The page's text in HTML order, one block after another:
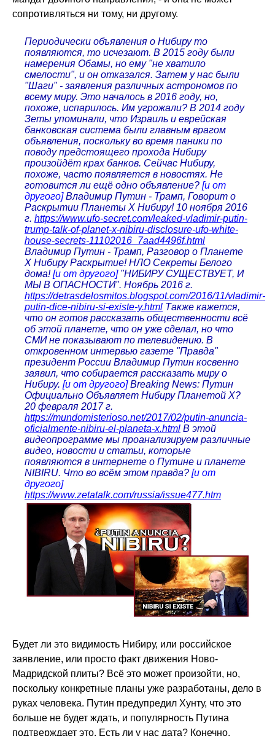
сопротивляться ни тому, ни другому.
Периодически объявления о Нибиру то
появляются, то исчезают. В 2015 году были
намерения Обамы, но ему "не хватило
смелости", и он отказался. Затем у нас были
"Шаги" - заявления различных астрономов по
всему миру. Это началось в 2016 году, но,
похоже, испарилось. Им угрожали? В 2014 году
Зеты упоминали, что Израиль и еврейская
банковская система были главным врагом
объявления, поскольку во время паники по
поводу предстоящего прохода Нибиру
произойдёт крах банков. Сейчас Нибиру,
похоже, часто появляется в новостях. Не
готовится ли ещё одно объявление? [и от
другого] Владимир Путин - Трамп, Говорит о
Раскрытии Планеты X Нибиру! 10 ноября 2016
г. https://www.ufo-secret.com/leaked-vladimir-putin-
trump-talk-of-planet-x-nibiru-disclosure-ufo-white-
house-secrets-11102016_7aad4496f.html
Владимир Путин - Трамп, Разговор о Планете
X Нибиру Раскрытие! НЛО Секреты Белого
дома! [и от другого] "НИБИРУ СУЩЕСТВУЕТ, И
МЫ В ОПАСНОСТИ". Ноябрь 2016 г.
https://detrasdelosmitos.blogspot.com/2016/11/vladimir-
putin-dice-nibiru-si-existe-y.html Также кажется,
что он готов рассказать общественности всё
об этой планете, что он уже сделал, но что
СМИ не показывают по телевидению. В
откровенном интервью газете "Правда"
президент России Владимир Путин косвенно
заявил, что собирается рассказать миру о
Нибиру. [и от другого] Breaking News: Путин
Официально Объявляет Нибиру Планетой X?
20 февраля 2017 г.
https://mundomisterioso.net/2017/02/putin-anuncia-
oficialmente-nibiru-el-planeta-x.html В этой
видеопрограмме мы проанализируем различные
видео, новости и статьи, которые
появляются в интернете о Путине и планете
NIBIRU. Что во всём этом правда? [и от
другого]
https://www.zetatalk.com/russia/issue477.htm
Будет ли это видимость Нибиру, или российское
заявление, или просто факт движения Ново-
Мадридской плиты? Всё это может произойти, но,
поскольку конкретные планы уже разработаны, дело в
руках человека. Путин предупредил Хунту, что это
больше не будет ждать, и популярность Путина
подтверждает это. Есть ли у нас дата? Конечно,